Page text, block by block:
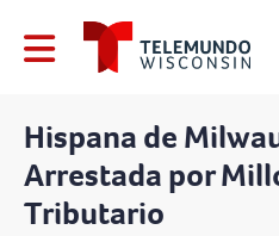
Hispana de
Arrestada por
Tributario